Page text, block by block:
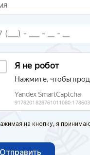
на кнопку, я
Отправить